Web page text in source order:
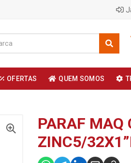
OFERTAS QUEM SOMOS
PARAF MAQ
ZINC5/